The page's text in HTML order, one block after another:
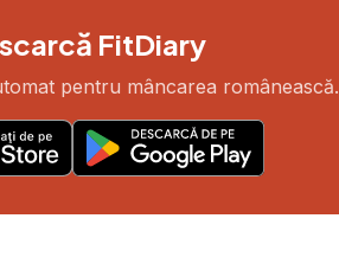
FitDiary
pentru mâncarea românească.